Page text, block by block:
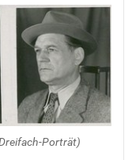
Porträt)